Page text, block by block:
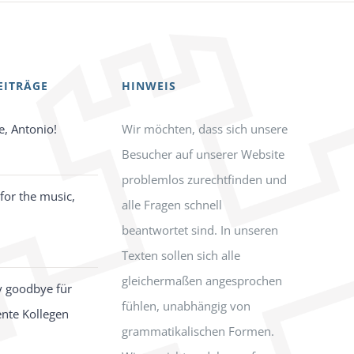
Antonio!
the music,
goodbye für
Kollegen
HINWEIS
Wir möchten, dass sich unsere
Besucher auf unserer Website
problemlos zurechtfinden und
alle Fragen schnell
beantwortet sind. In unseren
Texten sollen sich alle
gleichermaßen angesprochen
fühlen, unabhängig von
grammatikalischen Formen.